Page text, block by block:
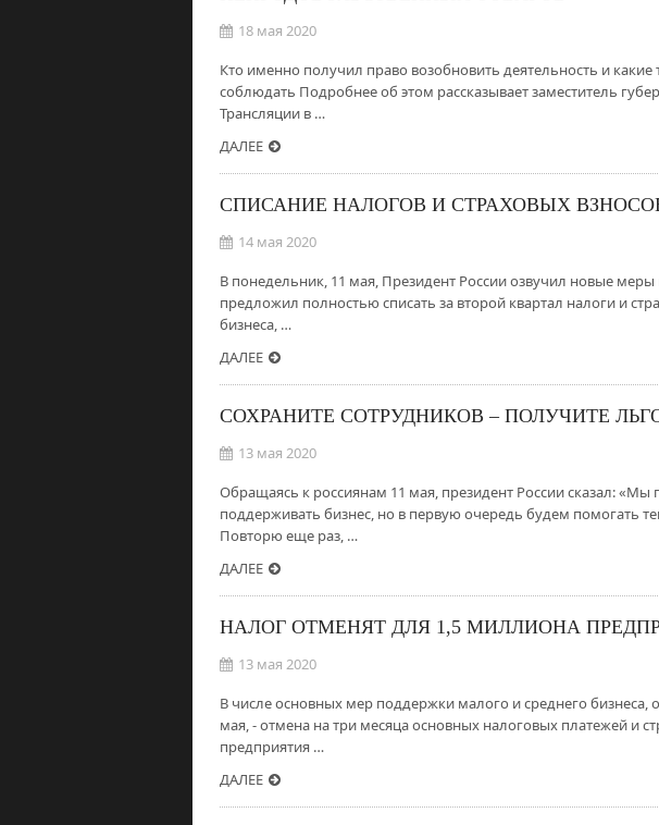
18 мая 2020
Кто именно получил право возобновить деятельность и
соблюдать Подробнее об этом рассказывает заместитель
Трансляции в …
ДАЛЕЕ
СПИСАНИЕ НАЛОГОВ И СТРАХОВЫХ
14 мая 2020
В понедельник, 11 мая, Президент России озвучил новые
предложил полностью списать за второй квартал налоги и
бизнеса, …
ДАЛЕЕ
СОХРАНИТЕ СОТРУДНИКОВ – ПОЛУЧИТЕ
13 мая 2020
Обращаясь к россиянам 11 мая, президент России сказал:
поддерживать бизнес, но в первую очередь будем помогать
Повторю еще раз, …
ДАЛЕЕ
НАЛОГ ОТМЕНЯТ ДЛЯ 1,5 МИЛЛИОНА
13 мая 2020
В числе основных мер поддержки малого и среднего
мая, - отмена на три месяца основных налоговых платежей и
предприятия …
ДАЛЕЕ